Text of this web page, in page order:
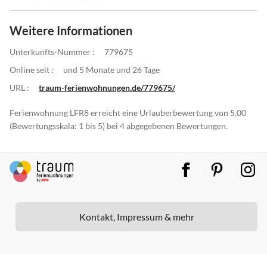
Weitere Informationen
Unterkunfts-Nummer :
779675
Online seit :
und 5 Monate und 26 Tage
URL :
traum-ferienwohnungen.de/779675/
Ferienwohnung LFR8 erreicht eine Urlauberbewertung von 5.00
(Bewertungsskala: 1 bis 5) bei 4 abgegebenen Bewertungen.
Kontakt, Impressum & mehr